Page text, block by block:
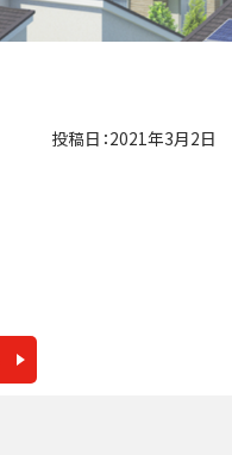
投稿日：2021年3月2日